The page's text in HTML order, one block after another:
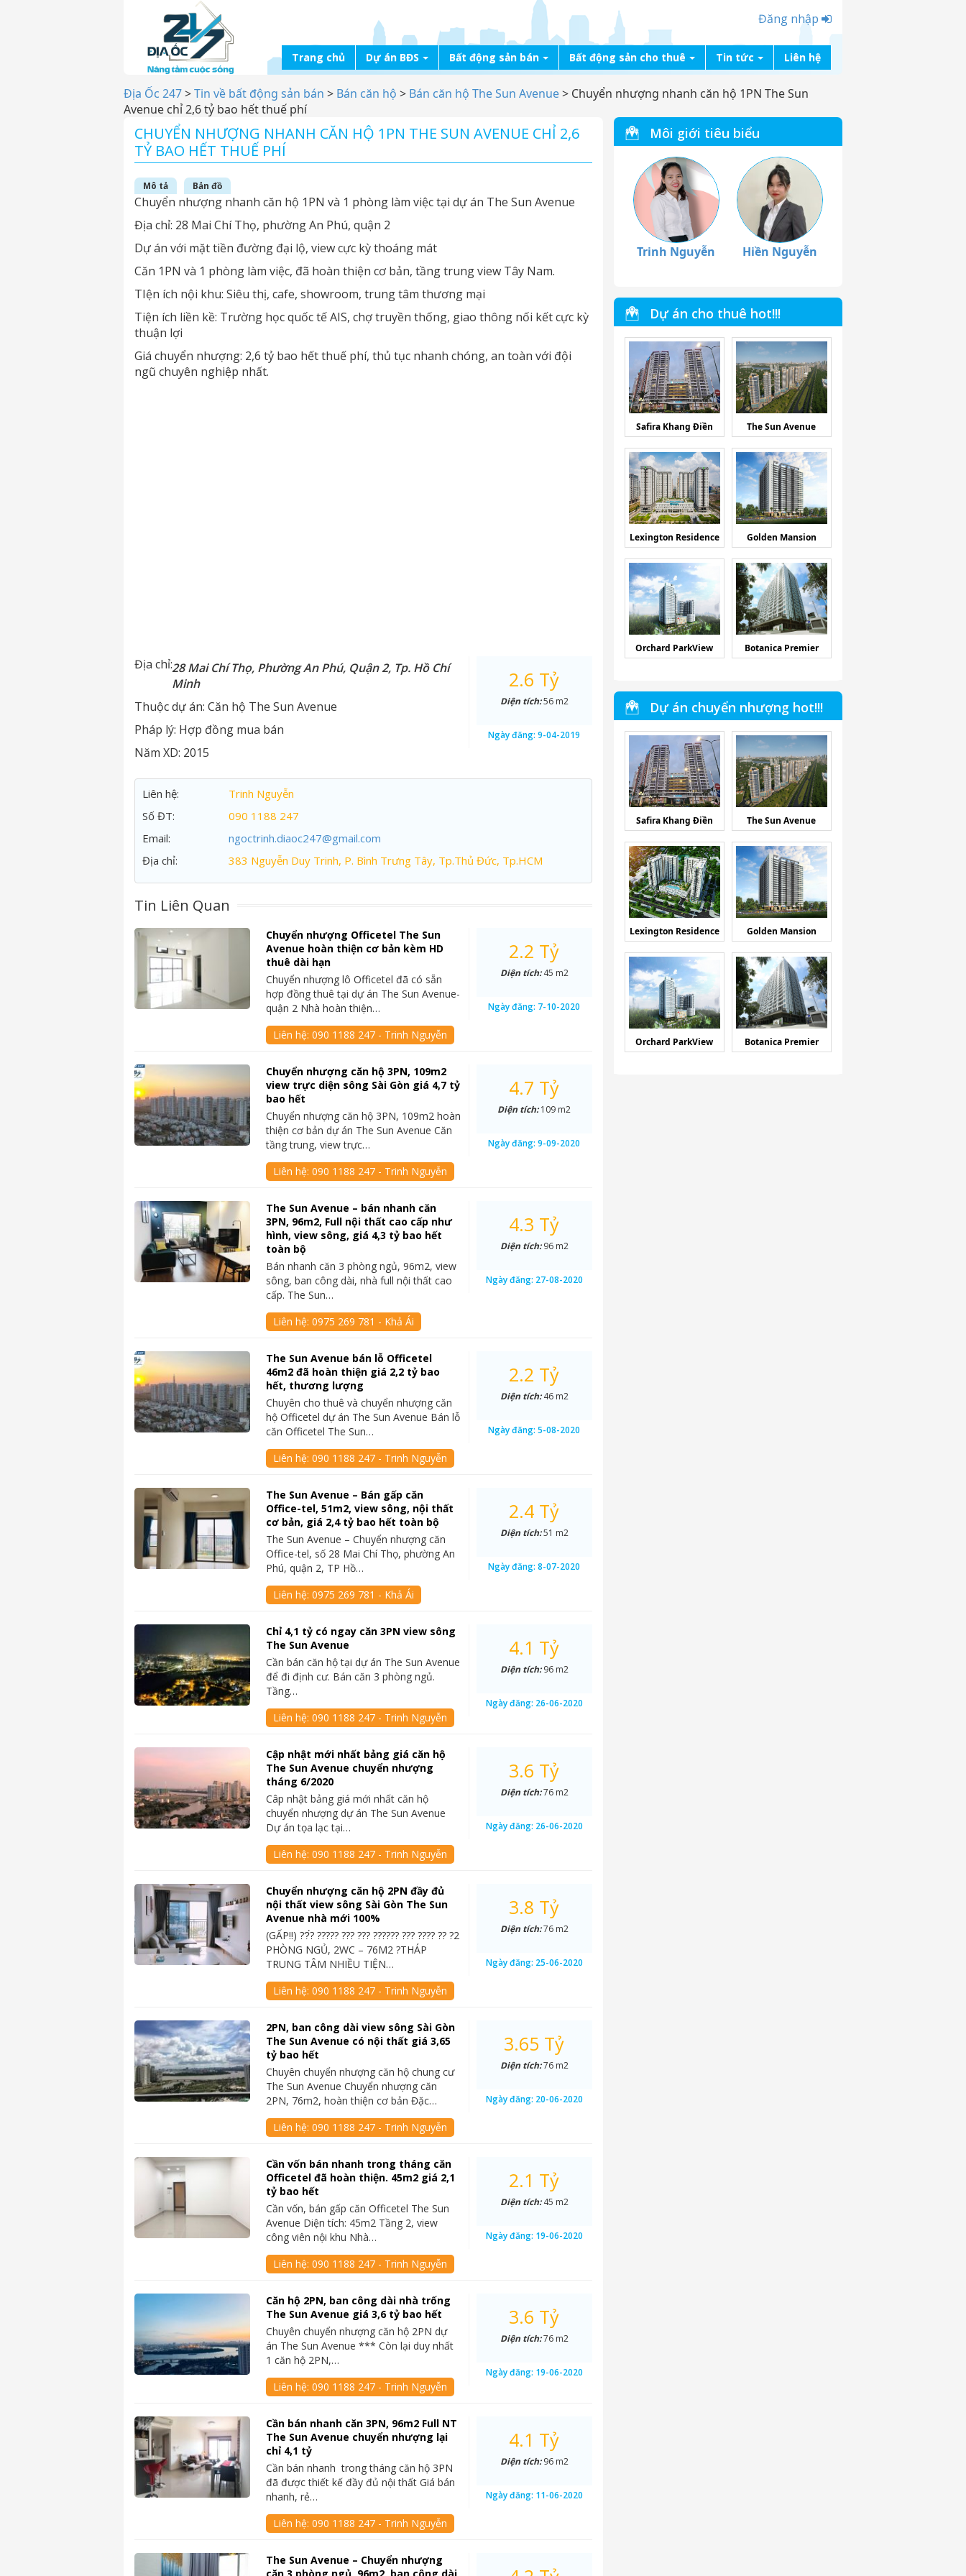
Đăng nhập
Trang chủ Dự án BĐS Bất động sản bán Bất động sản cho thuê Tin tức Liên hệ
Địa Ốc 247>Tin về bất động sản bán > Bán căn hộ > Bán căn hộ The Sun Avenue> Chuyển nhượng nhanh căn hộ 1PN The Sun
Avenue chỉ 2,6 tỷ bao hết thuế phí
CHUYỂN NHƯỢNG NHANH CĂN HỘ 1PN THE SUN AVENUE CHỈ 2,6
TỶ BAO HẾT THUẾ PHÍ
Mô tả Bản đồ
Chuyển nhượng nhanh căn hộ 1PN và 1 phòng làm việc tại dự án The Sun Avenue
Địa chỉ: 28 Mai Chí Thọ, phường An Phú, quận 2
Dự án với mặt tiền đường đại lộ, view cực kỳ thoáng mát
Căn 1PN và 1 phòng làm việc, đã hoàn thiện cơ bản, tầng trung view Tây Nam.
TIện ích nội khu: Siêu thị, cafe, showroom, trung tâm thương mại
Tiện ích liền kề: Trường học quốc tế AIS, chợ truyền thống, giao thông nối kết cực kỳ
thuận lợi
Giá chuyển nhượng: 2,6 tỷ bao hết thuế phí, thủ tục nhanh chóng, an toàn với đội
ngũ chuyên nghiệp nhất.
Địa chỉ:28 Mai Chí Thọ, Phường An Phú, Quận 2, Tp. Hồ Chí
Minh
Thuộc dự án: Căn hộ The Sun Avenue
Pháp lý: Hợp đồng mua bán
Năm XD: 2015
2.6 Tỷ
Diện tích:56 m2
Ngày đăng:9-04-2019
Liên hệ:
Trinh Nguyễn
Số ĐT:
090 1188 247
Email:
ngoctrinh.diaoc247@gmail.com
Địa chỉ:
383 Nguyễn Duy Trinh, P. Bình Trưng Tây, Tp.Thủ Đức, Tp.HCM
Tin Liên Quan
Chuyển nhượng Officetel The Sun
Avenue hoàn thiện cơ bản kèm HD
thuê dài hạn
Chuyển nhượng lô Officetel đã có sẵn
hợp đồng thuê tại dự án The Sun Avenue-
quận 2 Nhà hoàn thiện…
Liên hệ:090 1188 247 - Trinh Nguyễn
2.2 Tỷ
Diện tích:45 m2
Ngày đăng: 7-10-2020
Chuyển nhượng căn hộ 3PN, 109m2
view trực diện sông Sài Gòn giá 4,7 tỷ
bao hết
Chuyển nhượng căn hộ 3PN, 109m2 hoàn
thiện cơ bản dự án The Sun Avenue Căn
tầng trung, view trực…
Liên hệ:090 1188 247 - Trinh Nguyễn
4.7 Tỷ
Diện tích:109 m2
Ngày đăng:9-09-2020
The Sun Avenue – bán nhanh căn
3PN, 96m2, Full nội thất cao cấp như
hình, view sông, giá 4,3 tỷ bao hết
toàn bộ
Bán nhanh căn 3 phòng ngủ, 96m2, view
sông, ban công dài, nhà full nội thất cao
cấp. The Sun…
Liên hệ:0975 269 781 - Khả Ái
4.3 Tỷ
Diện tích:96 m2
Ngày đăng: 27-08-2020
The Sun Avenue bán lỗ Officetel
46m2 đã hoàn thiện giá 2,2 tỷ bao
hết, thương lượng
Chuyên cho thuê và chuyển nhượng căn
hộ Officetel dự án The Sun Avenue Bán lỗ
căn Officetel The Sun…
Liên hệ:090 1188 247 - Trinh Nguyễn
2.2 Tỷ
Diện tích:46 m2
Ngày đăng:5-08-2020
The Sun Avenue – Bán gấp căn
Office-tel, 51m2, view sông, nội thất
cơ bản, giá 2,4 tỷ bao hết toàn bộ
The Sun Avenue – Chuyển nhượng căn
Office-tel, số 28 Mai Chí Thọ, phường An
Phú, quận 2, TP Hồ…
Liên hệ:0975 269 781 - Khả Ái
2.4 Tỷ
Diện tích:51 m2
Ngày đăng:8-07-2020
Chỉ 4,1 tỷ có ngay căn 3PN view sông
The Sun Avenue
Cần bán căn hộ tại dự án The Sun Avenue
để đi định cư. Bán căn 3 phòng ngủ.
Tầng…
Liên hệ:090 1188 247 - Trinh Nguyễn
4.1 Tỷ
Diện tích:96 m2
Ngày đăng: 26-06-2020
Cập nhật mới nhất bảng giá căn hộ
The Sun Avenue chuyển nhượng
tháng 6/2020
Câp nhật bảng giá mới nhất căn hộ
chuyển nhượng dự án The Sun Avenue
Dự án tọa lạc tại…
Liên hệ:090 1188 247 - Trinh Nguyễn
3.6 Tỷ
Diện tích:76 m2
Ngày đăng: 26-06-2020
Chuyển nhượng căn hộ 2PN đầy đủ
nội thất view sông Sài Gòn The Sun
Avenue nhà mới 100%
(GẤP‼️) ??́? ????? ??? ??? ?????? ??? ???? ?? ?2
PHÒNG NGỦ, 2WC – 76M2 ?THÁP
TRUNG TÂM NHIỀU TIỆN…
Liên hệ:090 1188 247 - Trinh Nguyễn
3.8 Tỷ
Diện tích:76 m2
Ngày đăng: 25-06-2020
2PN, ban công dài view sông Sài Gòn
The Sun Avenue có nội thất giá 3,65
tỷ bao hết
Chuyên chuyển nhượng căn hộ chung cư
The Sun Avenue Chuyển nhượng căn
2PN, 76m2, hoàn thiện cơ bản Đặc…
Liên hệ:090 1188 247 - Trinh Nguyễn
3.65 Tỷ
Diện tích:76 m2
Ngày đăng: 20-06-2020
Cần vốn bán nhanh trong tháng căn
Officetel đã hoàn thiện. 45m2 giá 2,1
tỷ bao hết
Cần vốn, bán gấp căn Officetel The Sun
Avenue Diện tích: 45m2 Tầng 2, view
công viên nội khu Nhà…
Liên hệ:090 1188 247 - Trinh Nguyễn
2.1 Tỷ
Diện tích:45 m2
Ngày đăng: 19-06-2020
Căn hộ 2PN, ban công dài nhà trống
The Sun Avenue giá 3,6 tỷ bao hết
Chuyên chuyển nhượng căn hộ 2PN dự
án The Sun Avenue *** Còn lại duy nhất
1 căn hộ 2PN,…
Liên hệ:090 1188 247 - Trinh Nguyễn
3.6 Tỷ
Diện tích:76 m2
Ngày đăng: 19-06-2020
Cần bán nhanh căn 3PN, 96m2 Full NT
The Sun Avenue chuyển nhượng lại
chỉ 4,1 tỷ
Cần bán nhanh trong tháng căn hộ 3PN
đã được thiết kế đầy đủ nội thất Giá bán
nhanh, rẻ…
Liên hệ:090 1188 247 - Trinh Nguyễn
4.1 Tỷ
Diện tích:96 m2
Ngày đăng: 11-06-2020
The Sun Avenue – Chuyển nhượng
Môi giới tiêu biểu
Trinh Nguyễn Hiền Nguyễn
Dự án cho thuê hot!!!
Safira Khang Điền The Sun Avenue
Lexington Residence Golden Mansion
Orchard ParkView Botanica Premier
Dự án chuyển nhượng hot!!!
Safira Khang Điền The Sun Avenue
Lexington Residence Golden Mansion
Orchard ParkView Botanica Premier